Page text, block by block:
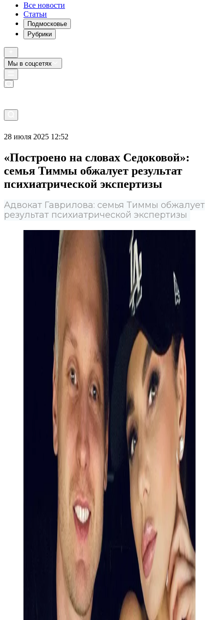
Все новости
Статьи
Подмосковье
Рубрики
Мы в соцсетях
28 июля 2025 12:52
«Построено на словах Седоковой»:
семья Тиммы обжалует результат
психиатрической экспертизы
Адвокат Гаврилова: семья Тиммы обжалует
результат психиатрической экспертизы